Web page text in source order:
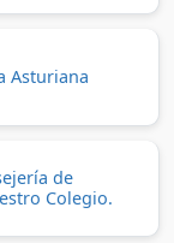
Asturiana
de
Colegio.